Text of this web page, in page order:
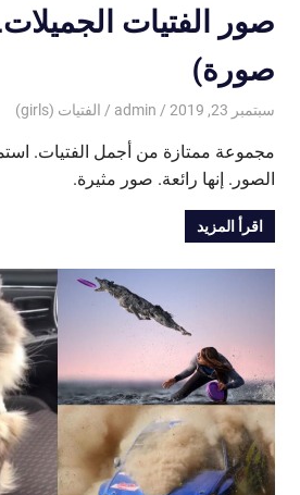
صورة)
سبتمبر 23, 2019 admin الفتيات (girls)
مجموعة ممتازة من أجمل الفتيات.
الصور. إنها رائعة. صور مثيرة.
اقرأ المزيد